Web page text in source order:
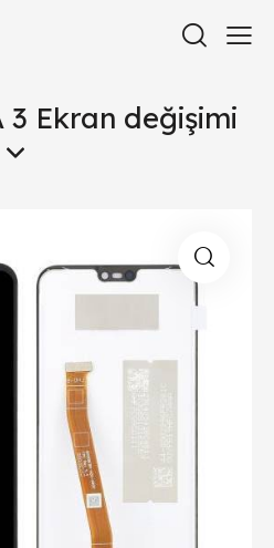
3 Ekran değişimi